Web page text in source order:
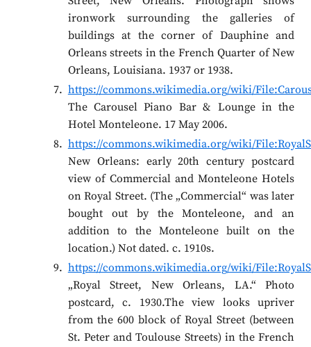
ironwork surrounding the galleries of
buildings at the corner of Dauphine and
Orleans streets in the French Quarter of New
Orleans, Louisiana. 1937 or 1938.
https://commons.wikimedia.org/wiki/
The Carousel Piano Bar & Lounge in the
Hotel Monteleone. 17 May 2006.
https://commons.wikimedia.org/wiki/
New Orleans: early 20th century postcard
view of Commercial and Monteleone Hotels
on Royal Street. (The „Commercial“ was later
bought out by the Monteleone, and an
addition to the Monteleone built on the
location.) Not dated. c. 1910s.
https://commons.wikimedia.org/wiki/
„Royal Street, New Orleans, LA.“ Photo
postcard, c. 1930.The view looks upriver
from the 600 block of Royal Street (between
St. Peter and Toulouse Streets) in the French